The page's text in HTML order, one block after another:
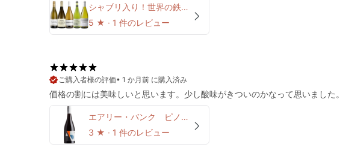
シャブリ入り！世界の鉄板シャルドネ5本セット Ver.2
5 ★ · 1 件のレビュー
• 1 か月前 に購入済み
価格の割には美味しいと思います。少し酸味がきついのかなって思いました。
エアリー・バンク ピノ・ノワール 2023
3 ★ · 1 件のレビュー